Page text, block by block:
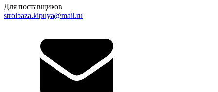
Для поставщиков
stroibaza.kipuya@mail.ru